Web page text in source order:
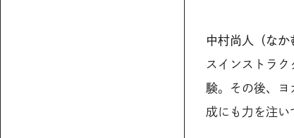
中村尚人（なか
スインストラ
験。その後、ヨ
成にも力を注い